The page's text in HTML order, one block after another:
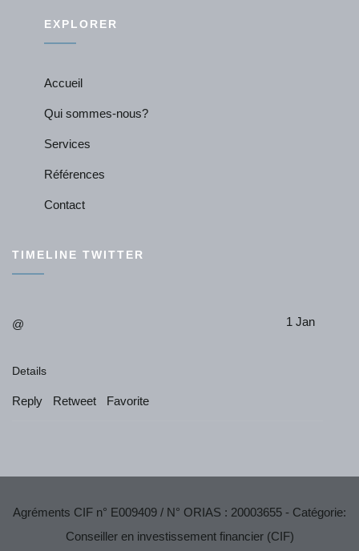
EXPLORER
Accueil
Qui sommes-nous?
Services
Références
Contact
TIMELINE TWITTER
@ 1 Jan
Details
Reply Retweet Favorite
Agréments CIF n° E009409 / N° ORIAS : 20003655 - Catégorie:
Conseiller en investissement financier (CIF)